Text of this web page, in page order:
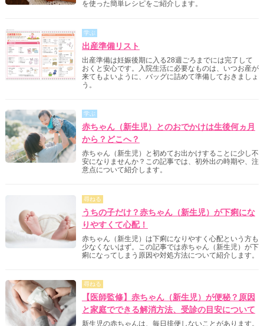
を使った簡単レシピをご紹介します。
学ぶ
出産準備リスト
出産準備は妊娠後期に入る28週ごろまでには完了して
おくと安心です。入院生活に必要なものは、いつお産が
来てもよいように、バッグに詰めて準備しておきましょ
う。
学ぶ
赤ちゃん（新生児）とのおでかけは生後何ヵ月
から？どこへ？
赤ちゃん（新生児）と初めてお出かけすることに少し不
安になりませんか？この記事では、初外出の時期や、注
意点について紹介します。
尋ねる
うちの子だけ？赤ちゃん（新生児）が下痢にな
りやすくて心配！
赤ちゃん（新生児）は下痢になりやすく心配という方も
少なくないはず。この記事では赤ちゃん（新生児）が下
痢になってしまう原因や対処方法について紹介します。
尋ねる
【医師監修】赤ちゃん（新生児）が便秘？原因
と家庭でできる解消方法、受診の目安について
新生児の赤ちゃんは、毎日排便しないことがあります。